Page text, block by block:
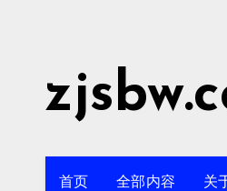
首页 全部内容 关